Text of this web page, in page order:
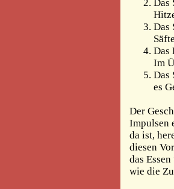
Das
Das
Das
Im
Das
es
Der
Impulsen
da ist,
diesen
das
wie die